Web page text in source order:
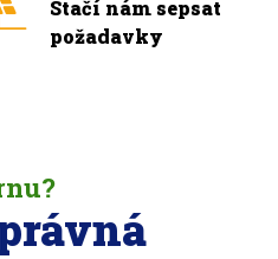
Stačí nám sepsat
požadavky